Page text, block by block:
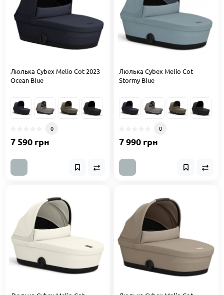
Люлька Cybex Melio Cot 2023
Ocean Blue
0
7 590 грн
Люлька Cybex Melio Cot
Stormy Blue
0
7 990 грн